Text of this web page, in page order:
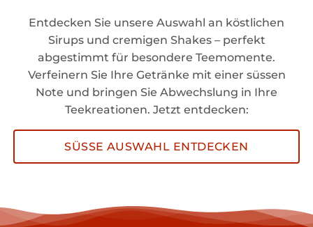
Entdecken Sie unsere Auswahl an köstlichen
Sirups und cremigen Shakes – perfekt
abgestimmt für besondere Teemomente.
Verfeinern Sie Ihre Getränke mit einer süssen
Note und bringen Sie Abwechslung in Ihre
Teekreationen. Jetzt entdecken:
SÜSSE AUSWAHL ENTDECKEN